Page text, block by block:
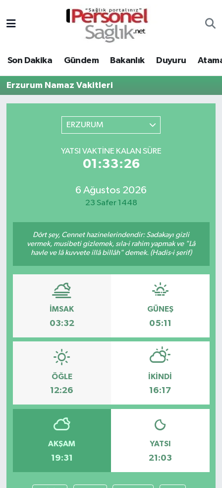
Son Dakika Gündem Bakanlık Duyuru
Erzurum Namaz Vakitleri
ERZURUM
YATSI VAKTINE KALAN SÜRE
01:33:26
6 Ağustos 2026
23 Safer 1448
Dört şey, Cennet hazinelerindendir: Sadakayı gizli
vermek, musibeti gizlemek, sıla-i rahim yapmak ve "Lâ
havle ve lâ kuvvete illâ billâh" demek. (Hadis-i şerif)
İMSAK
03:32
GÜNEŞ
05:11
ÖĞLE
12:26
İKINDI
16:17
AKŞAM
19:31
YATSI
21:03
Gündem
Bakanlık
Nöbetçi Eczaneler
Hava Durumu
Trafik Durumu
Son Dakika Haberleri